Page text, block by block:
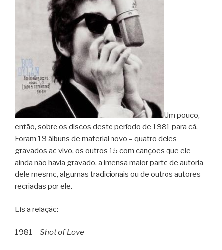
Um pouco,
então, sobre os discos deste período de 1981 para cá.
Foram 19 álbuns de material novo – quatro deles
gravados ao vivo, os outros 15 com canções que ele
ainda não havia gravado, a imensa maior parte de autoria
dele mesmo, algumas tradicionais ou de outros autores
recriadas por ele.
Eis a relação:
1981 – Shot of Love